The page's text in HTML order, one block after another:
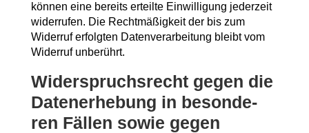
kön­nen eine bereits erteil­te Ein­wil­li­gung jeder­zeit
wider­ru­fen. Die Recht­mä­ßig­keit der bis zum
Wider­ruf erfolg­ten Daten­ver­ar­bei­tung bleibt vom
Wider­ruf unberührt.
Wider­spruchs­recht gegen die
Daten­er­he­bung in beson­de­
ren Fäl­len sowie gegen